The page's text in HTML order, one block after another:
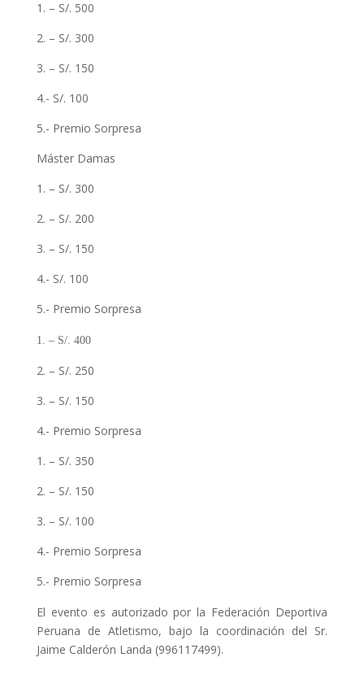
1. – S/. 500
2. – S/. 300
3. – S/. 150
4.- S/. 100
5.- Premio Sorpresa
Máster Damas
1. – S/. 300
2. – S/. 200
3. – S/. 150
4.- S/. 100
5.- Premio Sorpresa
1. – S/. 400
2. – S/. 250
3. – S/. 150
4.- Premio Sorpresa
1. – S/. 350
2. – S/. 150
3. – S/. 100
4.- Premio Sorpresa
5.- Premio Sorpresa
El evento es autorizado por la Federación Deportiva
Peruana de Atletismo, bajo la coordinación del Sr.
Jaime Calderón Landa (996117499).